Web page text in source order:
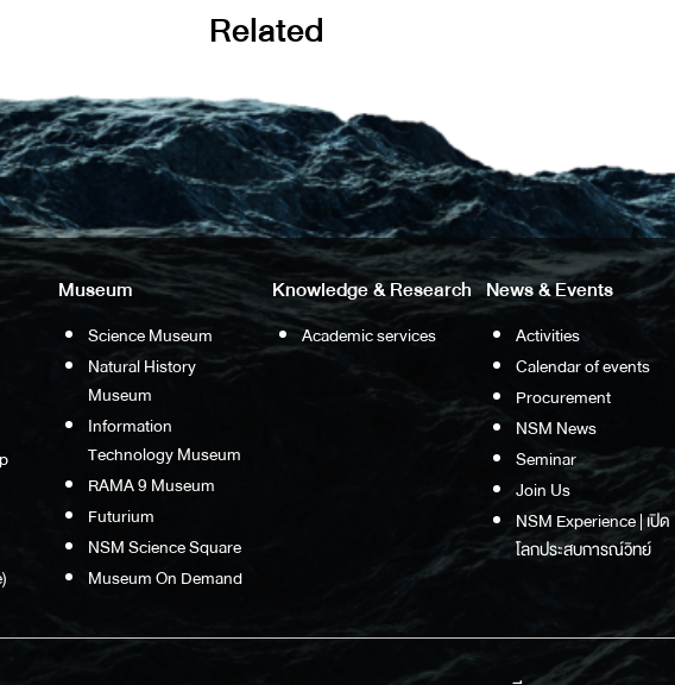
Related
Museum
Science Museum
Natural History
Museum
Information
Technology Museum
RAMA 9 Museum
Futurium
NSM Science Square
Museum On Demand
Knowledge & Research
Academic services
News & Events
Activities
Calendar of events
Procurement
NSM News
Seminar
Join Us
NSM Experience | เปิด
โลกประสบการณ์วิทย์